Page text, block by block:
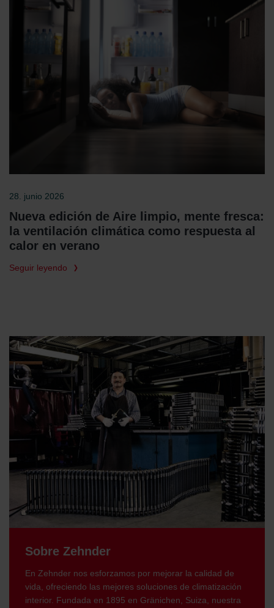
28. junio 2026
Nueva edición de Aire limpio, mente fresca:
la ventilación climática como respuesta al
calor en verano
Seguir leyendo
Sobre Zehnder
En Zehnder nos esforzamos por mejorar la calidad de
vida, ofreciendo las mejores soluciones de climatización
interior. Fundada en 1895 en Gränichen, Suiza, nuestra